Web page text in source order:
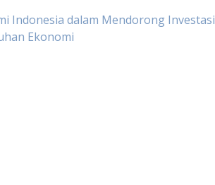
Indonesia dalam Mendorong Investasi
Ekonomi